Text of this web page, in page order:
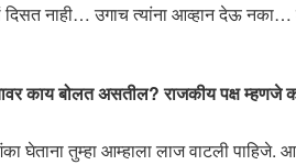
दिसत नाही… उगाच त्यांना आव्हान देऊ
काय बोलत असतील? राजकीय पक्ष म्हणजे
तुम्हा आम्हाला लाज वाटली पाहिजे.